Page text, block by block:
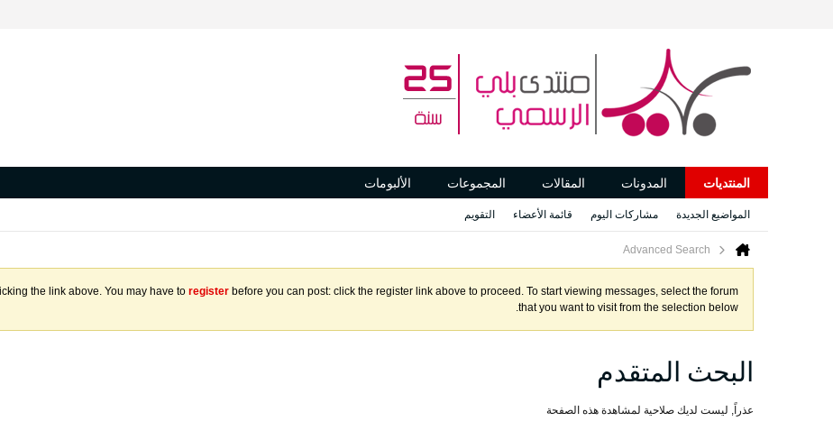
المنتديات المدونات المقالات المجموعات الألبومات
المواضيع الجديدة مشاركات اليوم قائمة الأعضاء التقويم
Advanced Search
the link above. You may have to register before you can post: click the register link above to proceed. To start viewing messages, select the forum
that you want to visit from the selection below.
البحث المتقدم
عذراً, ليست لديك صلاحية لمشاهدة هذه الصفحة